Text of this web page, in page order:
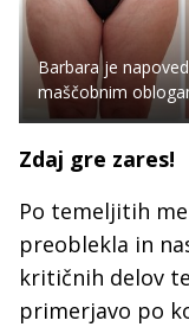
Barbara je
maščobnim
Zdaj gre zares!
Po temeljitih
preoblekla in
kritičnih delov
primerjavo po